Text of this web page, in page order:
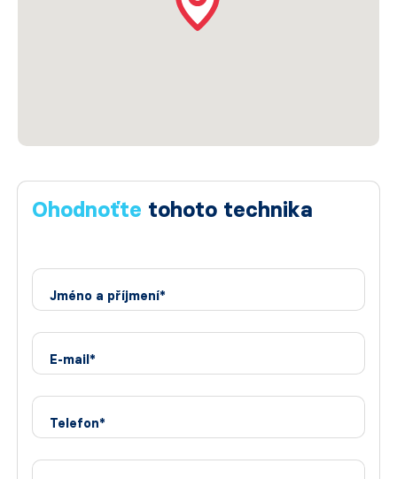
Ohodnoťte tohoto technika
Jméno a příjmení*
E-mail*
Telefon*